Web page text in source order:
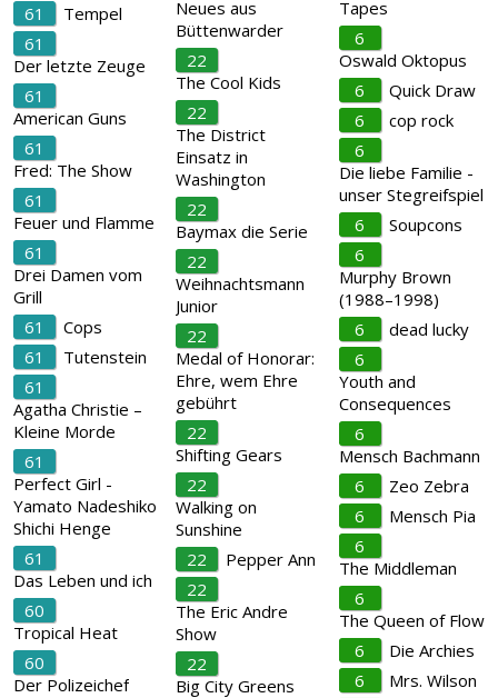
61
Tempel
61
Der letzte Zeuge
61
American Guns
61
Fred: The Show
61
Feuer und Flamme
61
Drei Damen vom
Grill
61
Cops
61
Tutenstein
61
Agatha Christie –
Kleine Morde
61
Perfect Girl -
Yamato Nadeshiko
Shichi Henge
61
Das Leben und ich
60
Tropical Heat
60
Der Polizeichef
Neues aus
Büttenwarder
22
The Cool Kids
22
The District
Einsatz in
Washington
22
Baymax die Serie
22
Weihnachtsmann
Junior
22
Medal of Honorar:
Ehre, wem Ehre
gebührt
22
Shifting Gears
22
Walking on
Sunshine
22
Pepper Ann
22
The Eric Andre
Show
22
Big City Greens
Tapes
6
Oswald Oktopus
6
Quick Draw
6
cop rock
6
Die liebe Familie -
unser Stegreifspiel
6
Soupcons
6
Murphy Brown
(1988–1998)
6
dead lucky
6
Youth and
Consequences
6
Mensch Bachmann
6
Zeo Zebra
6
Mensch Pia
6
The Middleman
6
The Queen of Flow
6
Die Archies
6
Mrs. Wilson